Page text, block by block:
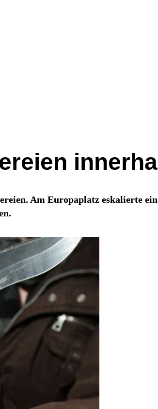
Am Europaplatz eskalierte